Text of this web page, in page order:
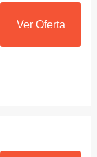
Ver Oferta